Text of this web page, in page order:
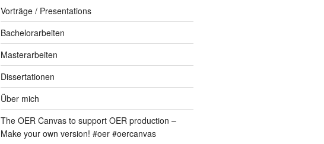
Vorträge / Presentations
Bachelorarbeiten
Masterarbeiten
Dissertationen
Über mich
The OER Canvas to support OER production –
Make your own version! #oer #oercanvas